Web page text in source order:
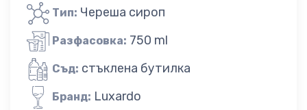
Тип: Череша сироп
Разфасовка: 750 ml
Съд: стъклена бутилка
Бранд: Luxardo